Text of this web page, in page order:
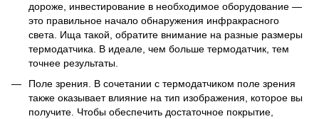
дороже, инвестирование в необходимое оборудование —
это правильное начало обнаружения инфракрасного
света. Ища такой, обратите внимание на разные размеры
термодатчика. В идеале, чем больше термодатчик, тем
точнее результаты.
Поле зрения. В сочетании с термодатчиком поле зрения
также оказывает влияние на тип изображения, которое вы
получите. Чтобы обеспечить достаточное покрытие,